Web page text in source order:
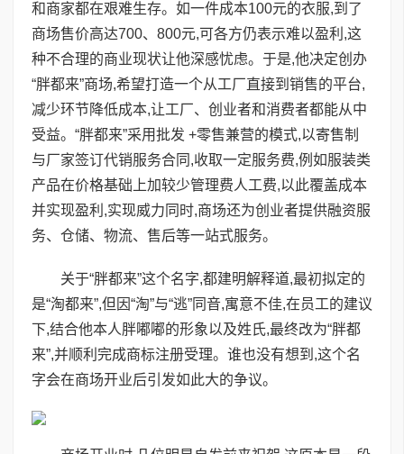
和商家都在艰难生存。如一件成本100元的衣服,到了
商场售价高达700、800元,可各方仍表示难以盈利,这
种不合理的商业现状让他深感忧虑。于是,他决定创办
“胖都来”商场,希望打造一个从工厂直接到销售的平台,
减少环节降低成本,让工厂、创业者和消费者都能从中
受益。“胖都来”采用批发 +零售兼营的模式,以寄售制
与厂家签订代销服务合同,收取一定服务费,例如服装类
产品在价格基础上加较少管理费人工费,以此覆盖成本
并实现盈利,实现威力同时,商场还为创业者提供融资服
务、仓储、物流、售后等一站式服务。
关于“胖都来”这个名字,都建明解释道,最初拟定的
是“淘都来”,但因“淘”与“逃”同音,寓意不佳,在员工的建议
下,结合他本人胖嘟嘟的形象以及姓氏,最终改为“胖都
来”,并顺利完成商标注册受理。谁也没有想到,这个名
字会在商场开业后引发如此大的争议。